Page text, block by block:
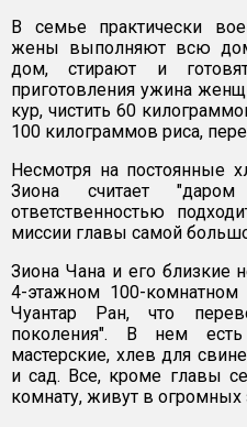
В семье практически
жены выполняют всю
дом, стирают и
приготовления ужина
кур, чистить 60
100 килограммов риса,
Несмотря на постоянные
Зиона считает
ответственностью
миссии главы самой
Зиона Чана и его близкие
4-этажном 100-
Чуантар Ран, что
поколения". В нем
мастерские, хлев для
и сад. Все, кроме главы
комнату, живут в огромных